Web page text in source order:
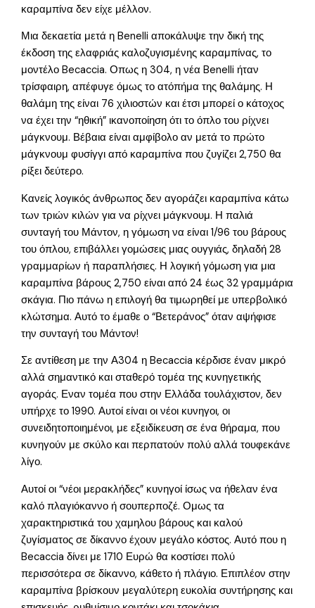
καραμπίνα δεν είχε μέλλον.
Μια δεκαετία μετά η Benelli αποκάλυψε την δική της
έκδοση της ελαφριάς καλοζυγισμένης καραμπίνας, το
μοντέλο Becaccia. Οπως η 304, η νέα Benelli ήταν
τρίσφαιρη, απέφυγε όμως το ατόπήμα της θαλάμης. Η
θαλάμη της είναι 76 χιλιοστών και έτσι μπορεί ο κάτοχος
να έχει την “ηθική” ικανοποίηση ότι το όπλο του ρίχνει
μάγκνουμ. Βέβαια είναι αμφίβολο αν μετά το πρώτο
μάγκνουμ φυσίγγι από καραμπίνα που ζυγίζει 2,750 θα
ρίξει δεύτερο.
Κανείς λογικός άνθρωπος δεν αγοράζει καραμπίνα κάτω
των τριών κιλών για να ρίχνει μάγκνουμ. Η παλιά
συνταγή του Μάντον, η γόμωση να είναι 1/96 του βάρους
του όπλου, επιβάλλει γομώσεις μιας ουγγιάς, δηλαδή 28
γραμμαρίων ή παραπλήσιες. Η λογική γόμωση για μια
καραμπίνα βάρους 2,750 είναι από 24 έως 32 γραμμάρια
σκάγια. Πιο πάνω η επιλογή θα τιμωρηθεί με υπερβολικό
κλώτσημα. Αυτό το έμαθε ο “Βετεράνος” όταν αψήφισε
την συνταγή του Μάντον!
Σε αντίθεση με την Α304 η Becaccia κέρδισε έναν μικρό
αλλά σημαντικό και σταθερό τομέα της κυνηγετικής
αγοράς. Εναν τομέα που στην Ελλάδα τουλάχιστον, δεν
υπήρχε το 1990. Αυτοί είναι οι νέοι κυνηγοι, οι
συνειδητοποιημένοι, με εξειδίκευση σε ένα θήραμα, που
κυνηγούν με σκύλο και περπατούν πολύ αλλά τουφεκάνε
λίγο.
Αυτοί οι “νέοι μερακλήδες” κυνηγοί ίσως να ήθελαν ένα
καλό πλαγιόκαννο ή σουπερποζέ. Ομως τα
χαρακτηριστικά του χαμηλου βάρους και καλού
ζυγίσματος σε δίκαννο έχουν μεγάλο κόστος. Αυτό που η
Becaccia δίνει με 1710 Ευρώ θα κοστίσει πολύ
περισσότερα σε δίκαννο, κάθετο ή πλάγιο. Επιπλέον στην
καραμπίνα βρίσκουν μεγαλύτερη ευκολία συντήρησης και